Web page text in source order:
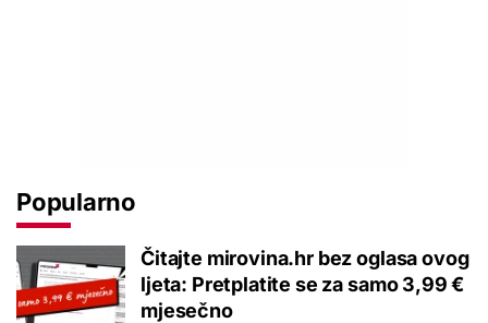
Popularno
Čitajte mirovina.hr bez oglasa ovog
ljeta: Pretplatite se za samo 3,99 €
mjesečno